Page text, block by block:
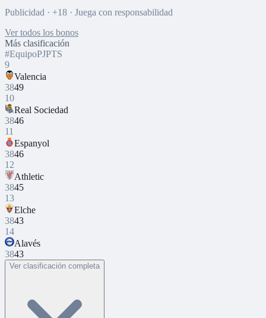
Publicidad · +18 · Juega con responsabilidad
Ver todos los bonos
Más clasificación
#EquipoPJPTS
9
Valencia
3849
10
Real Sociedad
3846
11
Espanyol
3846
12
Athletic
3845
13
Elche
3843
14
Alavés
3843
Ver clasificación completa